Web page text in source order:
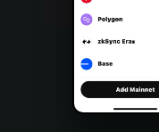
Português (Brasil)
Español (Argentina)